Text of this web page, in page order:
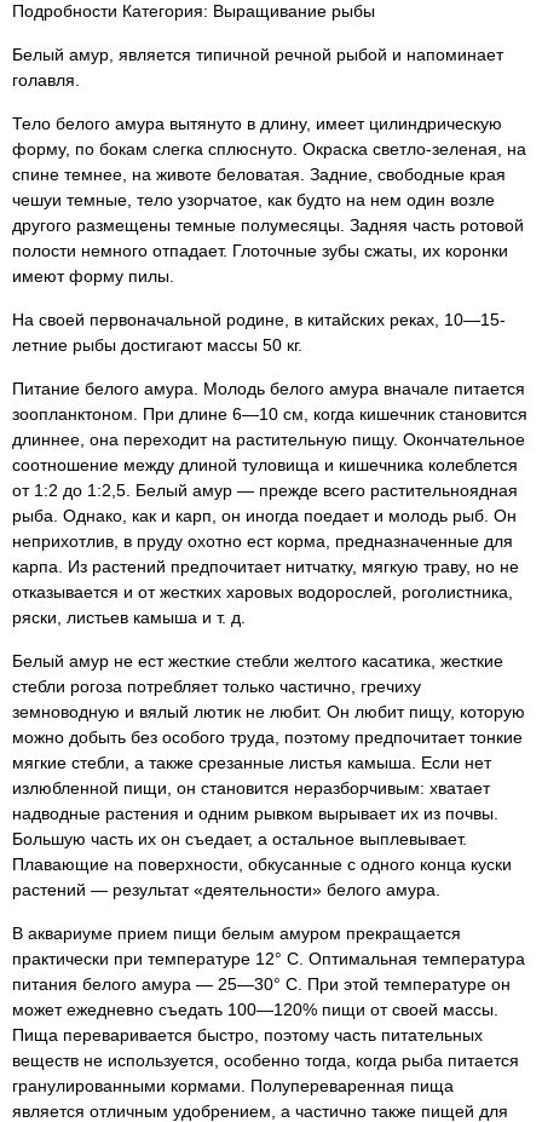
Подробности Категория: Выращивание рыбы
Белый амур, является типичной речной рыбой и напоминает
голавля.
Тело белого амура вытянуто в длину, имеет цилиндрическую
форму, по бокам слегка сплюснуто. Окраска светло-зеленая, на
спине темнее, на животе беловатая. Задние, свободные края
чешуи темные, тело узорчатое, как будто на нем один возле
другого размещены темные полумесяцы. Задняя часть ротовой
полости немного отпадает. Глоточные зубы сжаты, их коронки
имеют форму пилы.
На своей первоначальной родине, в китайских реках, 10—15-
летние рыбы достигают массы 50 кг.
Питание белого амура. Молодь белого амура вначале питается
зоопланктоном. При длине 6—10 см, когда кишечник становится
длиннее, она переходит на растительную пищу. Окончательное
соотношение между длиной туловища и кишечника колеблется
от 1:2 до 1:2,5. Белый амур — прежде всего растительноядная
рыба. Однако, как и карп, он иногда поедает и молодь рыб. Он
неприхотлив, в пруду охотно ест корма, предназначенные для
карпа. Из растений предпочитает нитчатку, мягкую траву, но не
отказывается и от жестких харовых водорослей, роголистника,
ряски, листьев камыша и т. д.
Белый амур не ест жесткие стебли желтого касатика, жесткие
стебли рогоза потребляет только частично, гречиху
земноводную и вялый лютик не любит. Он любит пищу, которую
можно добыть без особого труда, поэтому предпочитает тонкие
мягкие стебли, а также срезанные листья камыша. Если нет
излюбленной пищи, он становится неразборчивым: хватает
надводные растения и одним рывком вырывает их из почвы.
Большую часть их он съедает, а остальное выплевывает.
Плавающие на поверхности, обкусанные с одного конца куски
растений — результат «деятельности» белого амура.
В аквариуме прием пищи белым амуром прекращается
практически при температуре 12° С. Оптимальная температура
питания белого амура — 25—30° С. При этой температуре он
может ежедневно съедать 100—120% пищи от своей массы.
Пища переваривается быстро, поэтому часть питательных
веществ не используется, особенно тогда, когда рыба питается
гранулированными кормами. Полупереваренная пища
является отличным удобрением, а частично также пищей для